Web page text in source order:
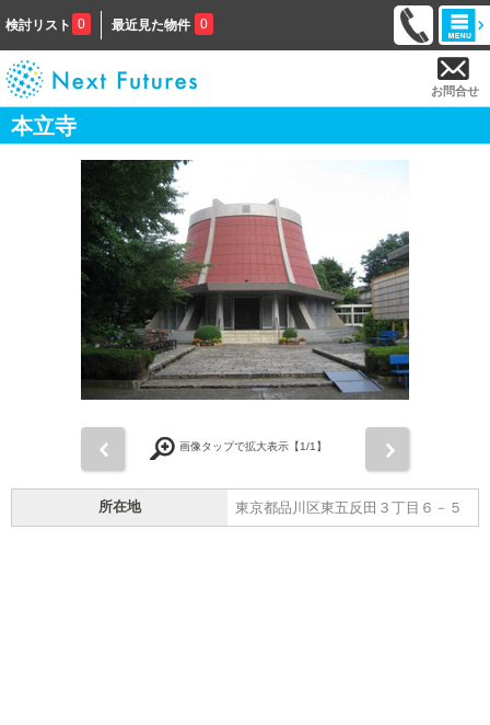
検討リスト 0 最近見た物件 0
お問合せ
本立寺
画像タップで拡大表示【1/1】
所在地 東京都品川区東五反田３丁目６－５